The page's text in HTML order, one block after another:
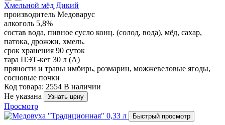
Хмельной мёд Дикий
производитель Медоварус
алкоголь 5,8%
состав вода, пивное сусло конц. (солод, вода), мёд, сахар,
патока, дрожжи, хмель.
срок хранения 90 суток
тара ПЭТ-кег 30 л (А)
пряности и травы имбирь, розмарин, можжевеловые ягоды,
сосновые почки
Код товара: 2554 В наличии
Не указана
Узнать цену
Просмотр
Быстрый просмотр